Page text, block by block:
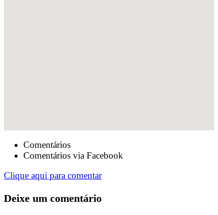
Comentários
Comentários via Facebook
Clique aqui para comentar
Deixe um comentário